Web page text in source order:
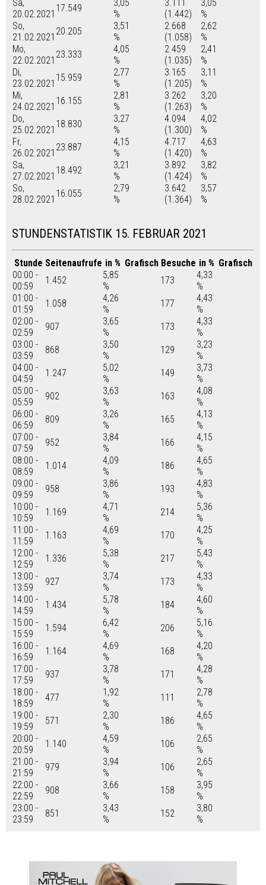
Sa,
20.02.2021
17.549
3,05
%
3.111
(1.442)
3,05
%
So,
21.02.2021
20.205
3,51
%
2.668
(1.058)
2,62
%
Mo,
22.02.2021
23.333
4,05
%
2.459
(1.035)
2,41
%
Di,
23.02.2021
15.959
2,77
%
3.165
(1.205)
3,11
%
Mi,
24.02.2021
16.155
2,81
%
3.262
(1.263)
3,20
%
Do,
25.02.2021
18.830
3,27
%
4.094
(1.300)
4,02
%
Fr,
26.02.2021
23.887
4,15
%
4.717
(1.420)
4,63
%
Sa,
27.02.2021
18.492
3,21
%
3.892
(1.424)
3,82
%
So,
28.02.2021
16.055
2,79
%
3.642
(1.364)
3,57
%
STUNDENSTATISTIK 15. FEBRUAR 2021
Stunde Seitenaufrufe in % Grafisch Besuche in % Grafisch
00:00 -
00:59
1.452
5,85
%
173
4,33
%
01:00 -
01:59
1.058
4,26
%
177
4,43
%
02:00 -
02:59
907
3,65
%
173
4,33
%
03:00 -
03:59
868
3,50
%
129
3,23
%
04:00 -
04:59
1.247
5,02
%
149
3,73
%
05:00 -
05:59
902
3,63
%
163
4,08
%
06:00 -
06:59
809
3,26
%
165
4,13
%
07:00 -
07:59
952
3,84
%
166
4,15
%
08:00 -
08:59
1.014
4,09
%
186
4,65
%
09:00 -
09:59
958
3,86
%
193
4,83
%
10:00 -
10:59
1.169
4,71
%
214
5,36
%
11:00 -
11:59
1.163
4,69
%
170
4,25
%
12:00 -
12:59
1.336
5,38
%
217
5,43
%
13:00 -
13:59
927
3,74
%
173
4,33
%
14:00 -
14:59
1.434
5,78
%
184
4,60
%
15:00 -
15:59
1.594
6,42
%
206
5,16
%
16:00 -
16:59
1.164
4,69
%
168
4,20
%
17:00 -
17:59
937
3,78
%
171
4,28
%
18:00 -
18:59
477
1,92
%
111
2,78
%
19:00 -
19:59
571
2,30
%
186
4,65
%
20:00 -
20:59
1.140
4,59
%
106
2,65
%
21:00 -
21:59
979
3,94
%
106
2,65
%
22:00 -
22:59
908
3,66
%
158
3,95
%
23:00 -
23:59
851
3,43
%
152
3,80
%